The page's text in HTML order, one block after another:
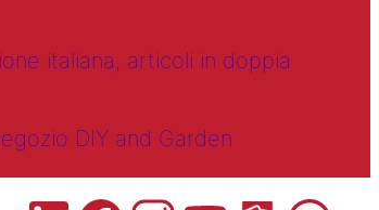
italiana, articoli in doppia
DIY and Garden